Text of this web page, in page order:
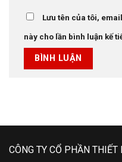
Lưu tên của tôi,
này cho lần bình luận kế
CÔNG TY CỔ PHẦN